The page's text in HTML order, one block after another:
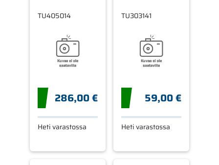
TU405014
286,00 €
Heti varastossa
TU303141
59,00 €
Heti varastossa